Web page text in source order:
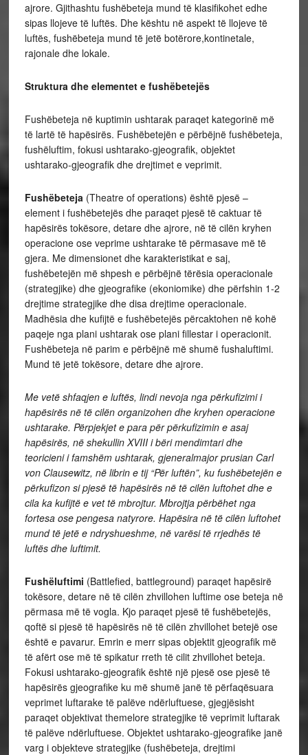
ajrore. Gjithashtu fushëbeteja mund të klasifikohet edhe
sipas llojeve të luftës. Dhe kështu në aspekt të llojeve të
luftës, fushëbeteja mund të jetë botërore,kontinetale,
rajonale dhe lokale.
Struktura dhe elementet e fushëbetejës
Fushëbeteja në kuptimin ushtarak paraqet kategorinë më
të lartë të hapësirës. Fushëbetejën e përbëjnë fushëbeteja,
fushëluftim, fokusi ushtarako-gjeografik, objektet
ushtarako-gjeografik dhe drejtimet e veprimit.
Fushëbeteja(Theatre of operations) është pjesë –
element i fushëbetejës dhe paraqet pjesë të caktuar të
hapësirës tokësore, detare dhe ajrore, në të cilën kryhen
operacione ose veprime ushtarake të përmasave më të
gjera. Me dimensionet dhe karakteristikat e saj,
fushëbetejën më shpesh e përbëjnë tërësia operacionale
(strategjike) dhe gjeografike (ekoniomike) dhe përfshin 1-2
drejtime strategjike dhe disa drejtime operacionale.
Madhësia dhe kufijtë e fushëbetejës përcaktohen në kohë
paqeje nga plani ushtarak ose plani fillestar i operacionit.
Fushëbeteja në parim e përbëjnë më shumë fushaluftimi.
Mund të jetë tokësore, detare dhe ajrore.
Me vetë shfaqjen e luftës, lindi nevoja nga përkufizimi i
hapësirës në të cilën organizohen dhe kryhen operacione
ushtarake. Përpjekjet e para për përkufizimin e asaj
hapësirës, në shekullin XVIII i bëri mendimtari dhe
teoricieni i famshëm ushtarak, gjeneralmajor prusian Carl
von Clausewitz, në librin e tij “Për luftën”, ku fushëbetejën e
përkufizon si pjesë të hapësirës në të cilën luftohet dhe e
cila ka kufijtë e vet të mbrojtur. Mbrojtja përbëhet nga
fortesa ose pengesa natyrore. Hapësira në të cilën luftohet
mund të jetë e ndryshueshme, në varësi të rrjedhës të
luftës dhe luftimit.
Fushëluftimi (Battlefied, battleground) paraqet hapësirë
tokësore, detare në të cilën zhvillohen luftime ose beteja në
përmasa më të vogla. Kjo paraqet pjesë të fushëbetejës,
qoftë si pjesë të hapësirës në të cilën zhvillohet betejë ose
është e pavarur. Emrin e merr sipas objektit gjeografik më
të afërt ose më të spikatur rreth të cilit zhvillohet beteja.
Fokusi ushtarako-gjeografik është një pjesë ose pjesë të
hapësirës gjeografike ku më shumë janë të përfaqësuara
veprimet luftarake të palëve ndërluftuese, gjegjësisht
paraqet objektivat themelore strategjike të veprimit luftarak
të palëve ndërluftuese. Objektet ushtarako-gjeografike janë
varg i objekteve strategjike (fushëbeteja, drejtimi